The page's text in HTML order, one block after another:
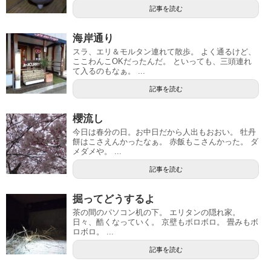
記事を読む
海岸通り
スラ、エリ＆モルタン連れて散歩。 よく通るけど、
ここわんこOKだったんだ。 といっても、三頭連れ
て入るのもなぁ。 ...
記事を読む
櫻流し
今日は春分の日。お中日だから人出もおおい。 牡丹
餅はこさえんかったなぁ。 赤飯もこさんかった。 ダ
メダメや。 ...
記事を読む
掘ってどうするよ
茶の間のパソコン机の下。 エリタンの隠れ家。
日々、酷くなっていく。 京壁もボロボロ。 畳みもボ
ロボロ。 ...
記事を読む